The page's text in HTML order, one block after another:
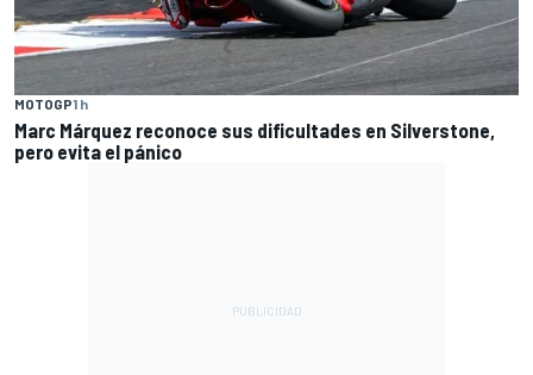
MOTOGP1 h
Marc Márquez reconoce sus dificultades en Silverstone,
pero evita el pánico